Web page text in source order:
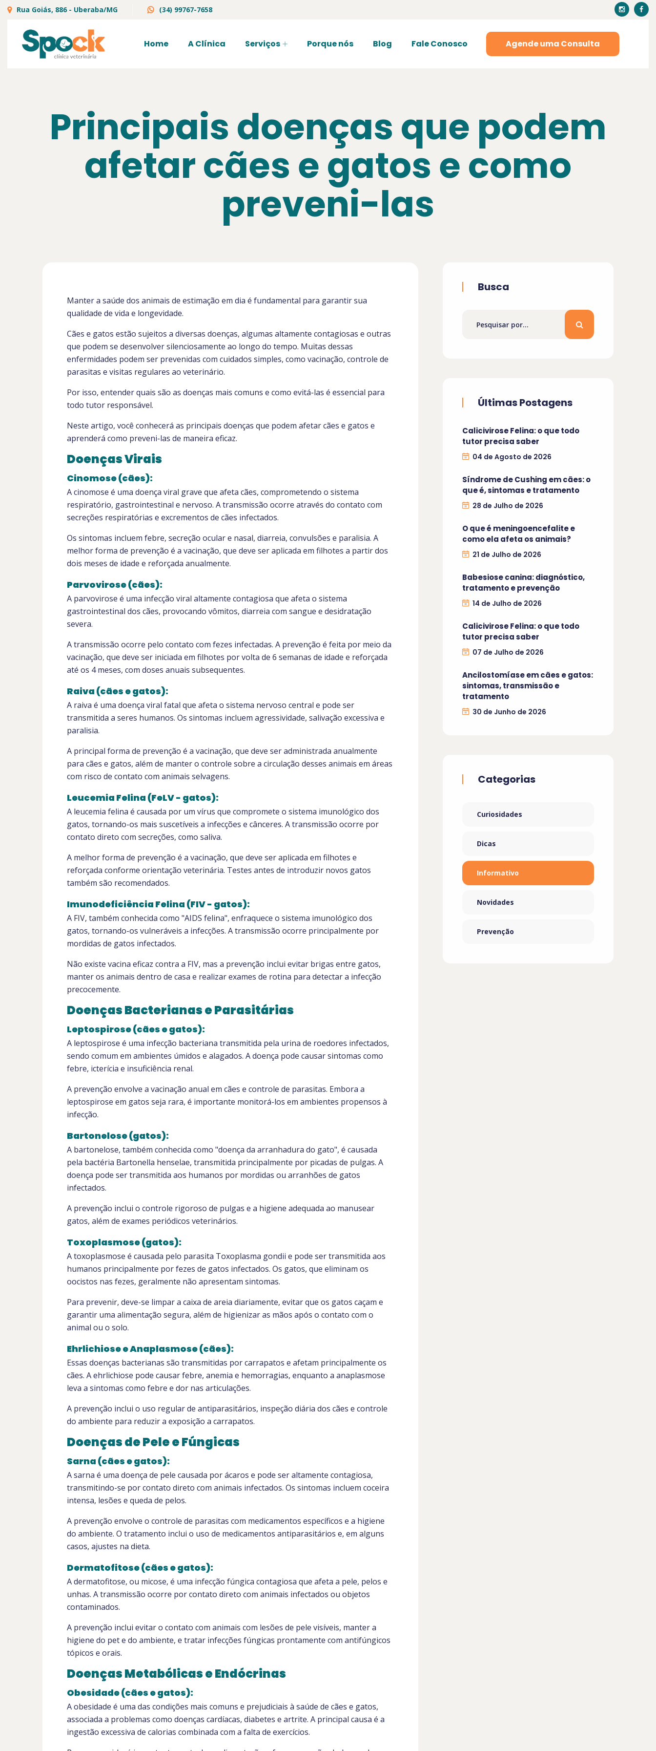
Rua Goiás, 886 - Uberaba/MG (34) 99767-7658
Home A Clínica Serviços Porque nós Blog Fale Conosco Agende uma Consulta
Principais doenças que podem
afetar cães e gatos e como
preveni-las
Manter a saúde dos animais de estimação em dia é fundamental para garantir sua
qualidade de vida e longevidade.
Cães e gatos estão sujeitos a diversas doenças, algumas altamente contagiosas e outras
que podem se desenvolver silenciosamente ao longo do tempo. Muitas dessas
enfermidades podem ser prevenidas com cuidados simples, como vacinação, controle de
parasitas e visitas regulares ao veterinário.
Por isso, entender quais são as doenças mais comuns e como evitá-las é essencial para
todo tutor responsável.
Neste artigo, você conhecerá as principais doenças que podem afetar cães e gatos e
aprenderá como preveni-las de maneira eficaz.
Doenças Virais
Cinomose (cães):
A cinomose é uma doença viral grave que afeta cães, comprometendo o sistema
respiratório, gastrointestinal e nervoso. A transmissão ocorre através do contato com
secreções respiratórias e excrementos de cães infectados.
Os sintomas incluem febre, secreção ocular e nasal, diarreia, convulsões e paralisia. A
melhor forma de prevenção é a vacinação, que deve ser aplicada em filhotes a partir dos
dois meses de idade e reforçada anualmente.
Parvovirose (cães):
A parvovirose é uma infecção viral altamente contagiosa que afeta o sistema
gastrointestinal dos cães, provocando vômitos, diarreia com sangue e desidratação
severa.
A transmissão ocorre pelo contato com fezes infectadas. A prevenção é feita por meio da
vacinação, que deve ser iniciada em filhotes por volta de 6 semanas de idade e reforçada
até os 4 meses, com doses anuais subsequentes.
Raiva (cães e gatos):
A raiva é uma doença viral fatal que afeta o sistema nervoso central e pode ser
transmitida a seres humanos. Os sintomas incluem agressividade, salivação excessiva e
paralisia.
A principal forma de prevenção é a vacinação, que deve ser administrada anualmente
para cães e gatos, além de manter o controle sobre a circulação desses animais em áreas
com risco de contato com animais selvagens.
Leucemia Felina (FeLV - gatos):
A leucemia felina é causada por um vírus que compromete o sistema imunológico dos
gatos, tornando-os mais suscetíveis a infecções e cânceres. A transmissão ocorre por
contato direto com secreções, como saliva.
A melhor forma de prevenção é a vacinação, que deve ser aplicada em filhotes e
reforçada conforme orientação veterinária. Testes antes de introduzir novos gatos
também são recomendados.
Imunodeficiência Felina (FIV - gatos):
A FIV, também conhecida como "AIDS felina", enfraquece o sistema imunológico dos
gatos, tornando-os vulneráveis a infecções. A transmissão ocorre principalmente por
mordidas de gatos infectados.
Não existe vacina eficaz contra a FIV, mas a prevenção inclui evitar brigas entre gatos,
manter os animais dentro de casa e realizar exames de rotina para detectar a infecção
precocemente.
Doenças Bacterianas e Parasitárias
Leptospirose (cães e gatos):
A leptospirose é uma infecção bacteriana transmitida pela urina de roedores infectados,
sendo comum em ambientes úmidos e alagados. A doença pode causar sintomas como
febre, icterícia e insuficiência renal.
A prevenção envolve a vacinação anual em cães e controle de parasitas. Embora a
leptospirose em gatos seja rara, é importante monitorá-los em ambientes propensos à
infecção.
Bartonelose (gatos):
A bartonelose, também conhecida como "doença da arranhadura do gato", é causada
pela bactéria Bartonella henselae, transmitida principalmente por picadas de pulgas. A
doença pode ser transmitida aos humanos por mordidas ou arranhões de gatos
infectados.
A prevenção inclui o controle rigoroso de pulgas e a higiene adequada ao manusear
gatos, além de exames periódicos veterinários.
Toxoplasmose (gatos):
A toxoplasmose é causada pelo parasita Toxoplasma gondii e pode ser transmitida aos
humanos principalmente por fezes de gatos infectados. Os gatos, que eliminam os
oocistos nas fezes, geralmente não apresentam sintomas.
Para prevenir, deve-se limpar a caixa de areia diariamente, evitar que os gatos caçam e
garantir uma alimentação segura, além de higienizar as mãos após o contato com o
animal ou o solo.
Ehrlichiose e Anaplasmose (cães):
Essas doenças bacterianas são transmitidas por carrapatos e afetam principalmente os
cães. A ehrlichiose pode causar febre, anemia e hemorragias, enquanto a anaplasmose
leva a sintomas como febre e dor nas articulações.
A prevenção inclui o uso regular de antiparasitários, inspeção diária dos cães e controle
do ambiente para reduzir a exposição a carrapatos.
Doenças de Pele e Fúngicas
Sarna (cães e gatos):
A sarna é uma doença de pele causada por ácaros e pode ser altamente contagiosa,
transmitindo-se por contato direto com animais infectados. Os sintomas incluem coceira
intensa, lesões e queda de pelos.
A prevenção envolve o controle de parasitas com medicamentos específicos e a higiene
do ambiente. O tratamento inclui o uso de medicamentos antiparasitários e, em alguns
casos, ajustes na dieta.
Dermatofitose (cães e gatos):
A dermatofitose, ou micose, é uma infecção fúngica contagiosa que afeta a pele, pelos e
unhas. A transmissão ocorre por contato direto com animais infectados ou objetos
contaminados.
A prevenção inclui evitar o contato com animais com lesões de pele visíveis, manter a
higiene do pet e do ambiente, e tratar infecções fúngicas prontamente com antifúngicos
tópicos e orais.
Doenças Metabólicas e Endócrinas
Obesidade (cães e gatos):
A obesidade é uma das condições mais comuns e prejudiciais à saúde de cães e gatos,
associada a problemas como doenças cardíacas, diabetes e artrite. A principal causa é a
ingestão excessiva de calorias combinada com a falta de exercícios.
Busca
Últimas Postagens
Calicivirose Felina: o que todo
tutor precisa saber
04 de Agosto de 2026
Síndrome de Cushing em cães: o
que é, sintomas e tratamento
28 de Julho de 2026
O que é meningoencefalite e
como ela afeta os animais?
21 de Julho de 2026
Babesiose canina: diagnóstico,
tratamento e prevenção
14 de Julho de 2026
Calicivirose Felina: o que todo
tutor precisa saber
07 de Julho de 2026
Ancilostomíase em cães e gatos:
sintomas, transmissão e
tratamento
30 de Junho de 2026
Categorias
Curiosidades
Dicas
Informativo
Novidades
Prevenção